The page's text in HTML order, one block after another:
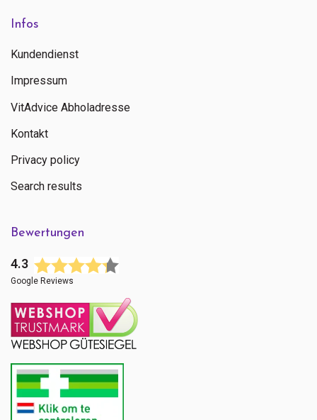
Infos
Kundendienst
Impressum
VitAdvice Abholadresse
Kontakt
Privacy policy
Search results
Bewertungen
4.3
Google Reviews